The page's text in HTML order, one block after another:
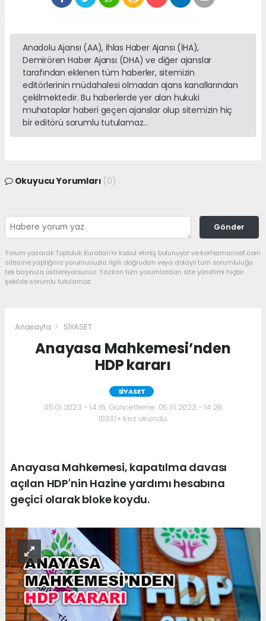
Anadolu Ajansı (AA), İhlas Haber Ajansı (İHA),
Demirören Haber Ajansı (DHA) ve diğer ajanslar
tarafından eklenen tüm haberler, sitemizin
editörlerinin müdahalesi olmadan ajans kanallarından
çekilmektedir. Bu haberlerde yer alan hukuki
muhataplar haberi geçen ajanslar olup sitemizin hiç
bir editörü sorumlu tutulamaz...
Okuyucu Yorumları (0)
Gönder
Yorum yazarak Topluluk Kuralları’nı kabul etmiş bulunuyor ve korfezmanset.com
sitesine yaptığınız yorumunuzla ilgili doğrudan veya dolaylı tüm sorumluluğu
tek başınıza üstleniyorsunuz. Yazılan tüm yorumlardan site yönetimi hiçbir
şekilde sorumlu tutulamaz.
Anasayfa SİYASET
Anayasa Mahkemesi’nden
HDP kararı
SİYASET
05.01.2023 - 14:16, Güncelleme: 05.01.2023 - 14:28
10331+ kez okundu.
Anayasa Mahkemesi, kapatılma davası
açılan HDP'nin Hazine yardımı hesabına
geçici olarak bloke koydu.